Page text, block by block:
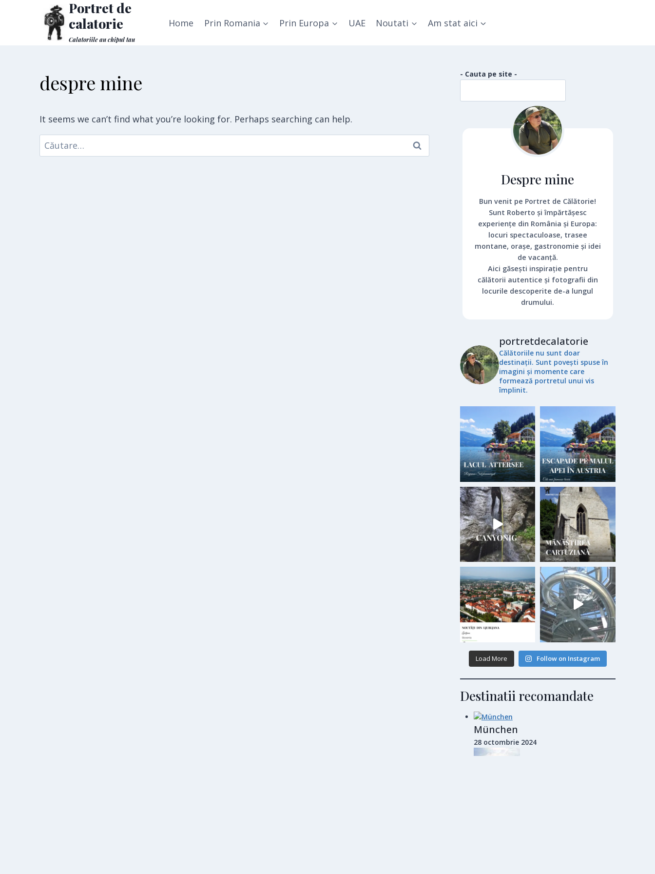
Portret de
calatorie
Calatoriile au chipul tau
Home Prin Romania Prin Europa UAE Noutati Am stat aici
despre mine
It seems we can’t find what you’re looking for. Perhaps searching can help.
Caută
după:
- Cauta pe site -
Despre mine
Bun venit pe Portret de Călătorie!
Sunt Roberto și împărtășesc
experiențe din România și Europa:
locuri spectaculoase, trasee
montane, orașe, gastronomie și idei
de vacanță.
Aici găsești inspirație pentru
călătorii autentice și fotografii din
locurile descoperite de-a lungul
drumului.
portretdecalatorie
Călătoriile nu sunt doar
destinații. Sunt povești spuse în
imagini și momente care
formează portretul unui vis
împlinit.
Load More Follow on Instagram
Destinatii recomandate
München
28 octombrie 2024